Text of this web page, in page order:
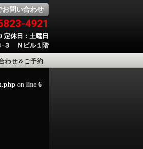
お問い合わせ
4921
定休日：土曜日
-３ Ｎビル１階
わせ＆ご予約
on line 6